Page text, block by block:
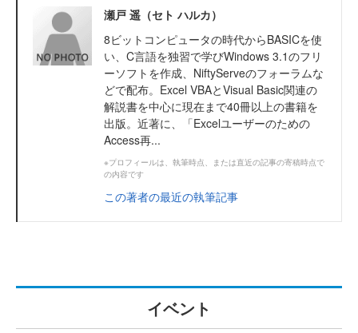
瀬戸 遥（セト ハルカ）
8ビットコンピュータの時代からBASICを使
い、C言語を独習で学びWindows 3.1のフリ
ーソフトを作成、NiftyServeのフォーラムな
どで配布。Excel VBAとVisual Basic関連の
解説書を中心に現在まで40冊以上の書籍を
出版。近著に、「Excelユーザーのための
Access再...
※プロフィールは、執筆時点、または直近の記事の寄稿時点で
の内容です
この著者の最近の執筆記事
イベント